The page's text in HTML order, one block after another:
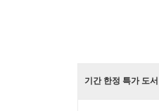
기간 한정 특가 도서